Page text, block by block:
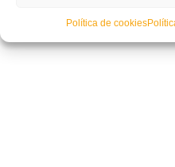
Política de cookies